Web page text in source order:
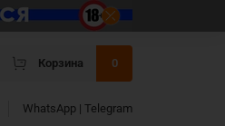
Корзина 0
WhatsApp | Telegram